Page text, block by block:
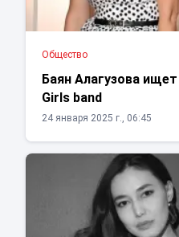
Общество
Баян Алагузова
Girls band
24 января 2025 г., 06:45